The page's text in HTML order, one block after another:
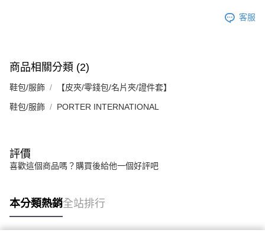
５．嚴禁一人註冊多個帳號或使用他人資訊註冊。若發現惡意使用之情形，
客服
商品相關分類 (2)
鞋包/服飾 【皮夾/零錢包/名片夾/證件套】
鞋包/服飾 PORTER INTERNATIONAL
評價
喜歡這個商品嗎？購買後給他一個好評吧
本分類熱銷全站排行